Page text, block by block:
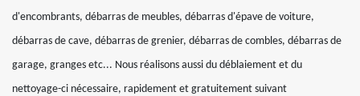
d'encombrants, débarras de meubles, débarras d'épave de voiture,
débarras de cave, débarras de grenier, débarras de combles, débarras de
garage, granges etc... Nous réalisons aussi du déblaiement et du
nettoyage-ci nécessaire, rapidement et gratuitement suivant